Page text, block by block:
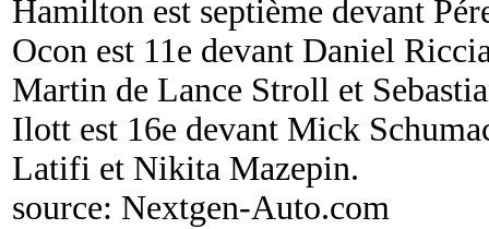
Hamilton est septième devant
Ocon est 11e devant Daniel
Martin de Lance Stroll et
Ilott est 16e devant Mick
Latifi et Nikita Mazepin.
source: Nextgen-Auto.com